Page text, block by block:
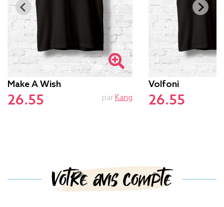
Make A Wish
26.55 par Kang
Volfoni
26.55
Votre avis compte